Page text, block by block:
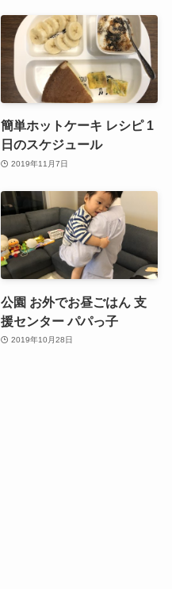
簡単ホットケーキ レシピ 1
日のスケジュール
2019年11月7日
公園 お外でお昼ごはん 支
援センター パパっ子
2019年10月28日